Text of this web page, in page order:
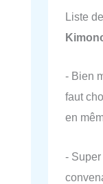
Liste
- Bien
faut
en
-